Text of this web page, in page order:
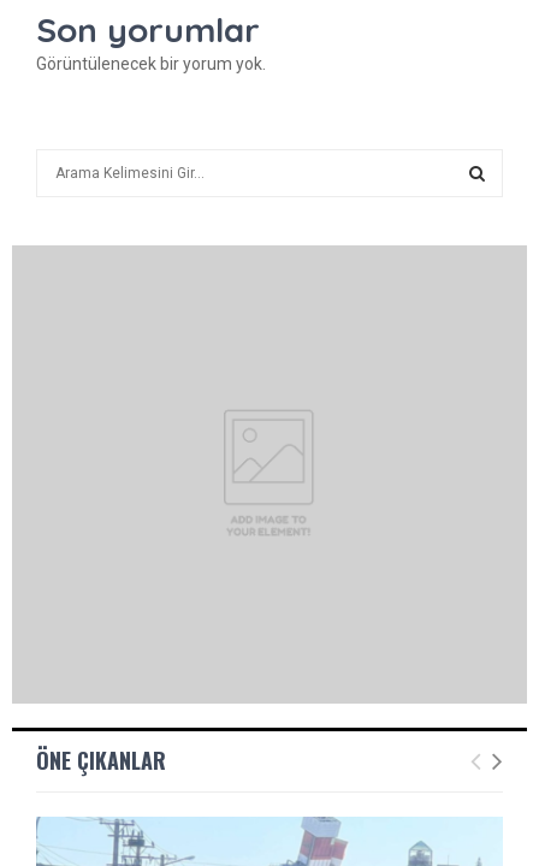
Son yorumlar
Görüntülenecek bir yorum yok.
ÖNE ÇIKANLAR